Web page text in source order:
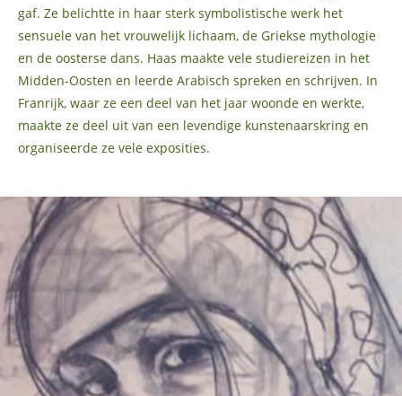
gaf. Ze belichtte in haar sterk symbolistische werk het
sensuele van het vrouwelijk lichaam, de Griekse mythologie
en de oosterse dans. Haas maakte vele studiereizen in het
Midden-Oosten en leerde Arabisch spreken en schrijven. In
Franrijk, waar ze een deel van het jaar woonde en werkte,
maakte ze deel uit van een levendige kunstenaarskring en
organiseerde ze vele exposities.